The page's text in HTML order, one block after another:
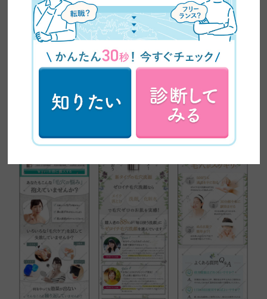
きることで大きな達成感と自信を得ることができます。 受講され
るにあたって、多くの苦難がこれから待ち構えています。それに
負けず、最終課題であるLPを自分が納得するまでブラッシュUP
し、クオリティが高いLPを作り、大きな自信を得ましょう！この
二ヶ月間、大変かもしれませんが、楽しいことがいっぱいです。
いっぱい楽しみながら、成長しましょう！
⑤講師・サポーター・同級生に伝えたいことが
あればどうぞ。
はなちゃん ここまでデザイン力を高めてくださったことに感謝
⑥最後になにかメッセージがあればどうぞ。
中級編、本当によい経験をさせていただきました。 改めまして、
講師陣、運営スタッフの皆様、本当にありがとうございました。
石橋卓さんの作品